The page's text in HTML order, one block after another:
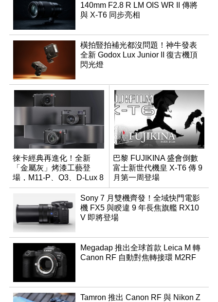
140mm F2.8 R LM OIS WR II 傳將
與 X-T6 同步亮相
橫拍豎拍補光都沒問題！神牛發表
全新 Godox Lux Junior II 復古機頂
閃光燈
徠卡經典再進化！全新
「金屬灰」烤漆工藝登
場，M11-P、Q3、D-Lux 8
領銜換裝
巴黎 FUJIKINA 盛會倒數
富士新世代機皇 X-T6 傳 9
月第一周登場
Sony 7 月雙機齊發！全域快門電影
機 FX5 與睽違 9 年長焦旗艦 RX10
V 即將登場
Megadap 推出全球首款 Leica M 轉
Canon RF 自動對焦轉接環 M2RF
Tamron 推出 Canon RF 與 Nikon Z